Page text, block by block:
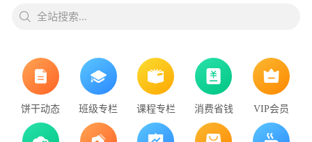
全站搜索...
饼干动态 班级专栏 课程专栏 消费省钱 VIP会员